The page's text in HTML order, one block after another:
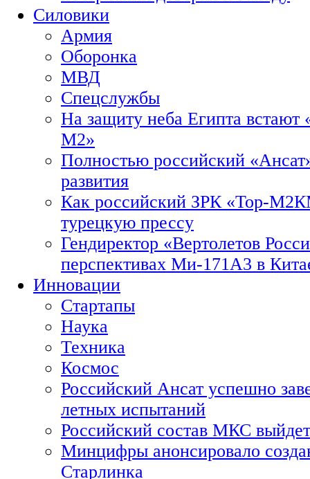
Силовики
Армия
Оборонка
МВД
Спецслужбы
На защиту неба Египта встают
М2»
Полностью российский
развития
Как российский ЗРК «Тор-
турецкую прессу
Гендиректор «Вертолетов
перспективах Ми-171А3 в
Инновации
Стартапы
Наука
Техника
Космос
Российский Ансат успешно
летных испытаний
Российский состав МКС
Минцифры анонсировало
Старлинка